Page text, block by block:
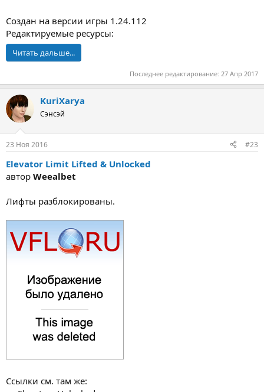
Создан на версии игры 1.24.112
Редактируемые ресурсы:
Читать дальше...
Последнее редактирование: 27 Апр 2017
KuriXarya
Сэнсэй
23 Ноя 2016 #23
Elevator Limit Lifted & Unlocked
автор Weealbet
Лифты разблокированы.
Ссылки см. там же: